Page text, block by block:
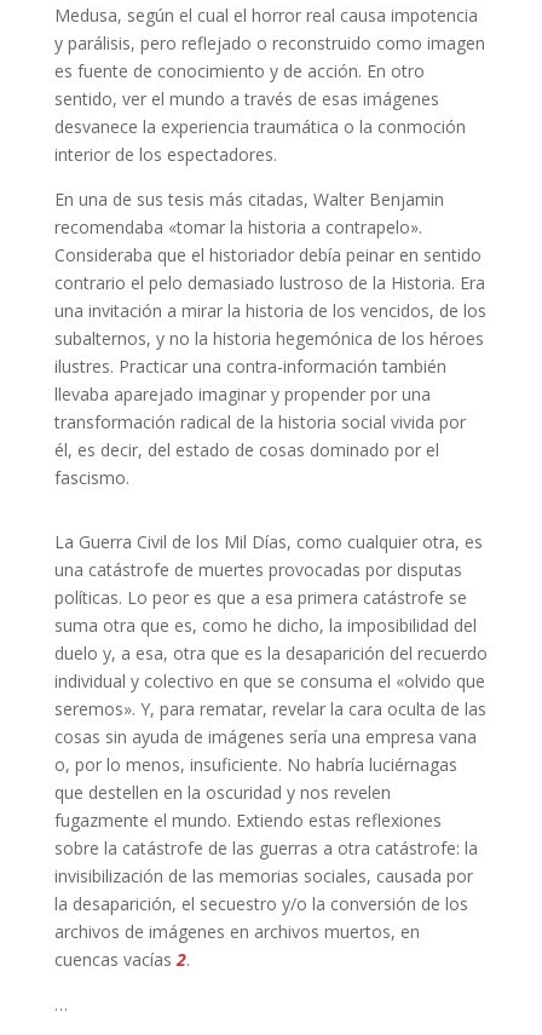
Medusa, según el cual el horror real causa impotencia
y parálisis, pero reflejado o reconstruido como imagen
es fuente de conocimiento y de acción. En otro
sentido, ver el mundo a través de esas imágenes
desvanece la experiencia traumática o la conmoción
interior de los espectadores.
En una de sus tesis más citadas, Walter Benjamin
recomendaba «tomar la historia a contrapelo».
Consideraba que el historiador debía peinar en sentido
contrario el pelo demasiado lustroso de la Historia. Era
una invitación a mirar la historia de los vencidos, de los
subalternos, y no la historia hegemónica de los héroes
ilustres. Practicar una contra-información también
llevaba aparejado imaginar y propender por una
transformación radical de la historia social vivida por
él, es decir, del estado de cosas dominado por el
fascismo.
La Guerra Civil de los Mil Días, como cualquier otra, es
una catástrofe de muertes provocadas por disputas
políticas. Lo peor es que a esa primera catástrofe se
suma otra que es, como he dicho, la imposibilidad del
duelo y, a esa, otra que es la desaparición del recuerdo
individual y colectivo en que se consuma el «olvido que
seremos». Y, para rematar, revelar la cara oculta de las
cosas sin ayuda de imágenes sería una empresa vana
o, por lo menos, insuficiente. No habría luciérnagas
que destellen en la oscuridad y nos revelen
fugazmente el mundo. Extiendo estas reflexiones
sobre la catástrofe de las guerras a otra catástrofe: la
invisibilización de las memorias sociales, causada por
la desaparición, el secuestro y/o la conversión de los
archivos de imágenes en archivos muertos, en
cuencas vacías 2.
…